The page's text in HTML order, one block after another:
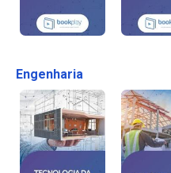
Engenharia